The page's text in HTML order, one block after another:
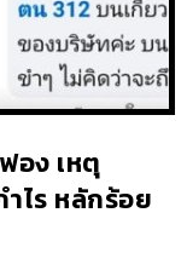
อง เหตุ
ไร หลักร้อย